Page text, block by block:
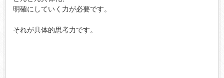
明確にしていく力が必要です。
それが具体的思考力です。